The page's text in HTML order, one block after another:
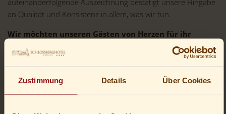
Zustimmung Details Über Cookies
an Qualität und Konsistenz in allem, was wir tun.
Wir möchten unseren Gästen von Herzen für ihr
Vertrauen und ihre Loyalität danken, die
entscheidend zu unserem anhaltenden Erfolg
unermüdlichen Einsatz und die Leidenschaft unseres
Teams an, ohne das solch eine Auszeichnung